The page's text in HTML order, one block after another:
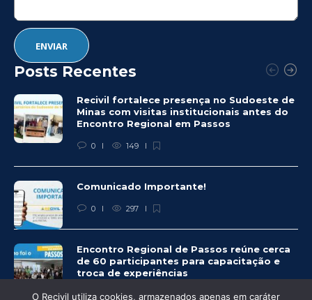
Posts Recentes
Recivil fortalece presença no Sudoeste de
Minas com visitas institucionais antes do
Encontro Regional em Passos
0 149
Comunicado Importante!
0 297
Encontro Regional de Passos reúne cerca
de 60 participantes para capacitação e
troca de experiências
0 283
O Recivil utiliza cookies, armazenados apenas em caráter